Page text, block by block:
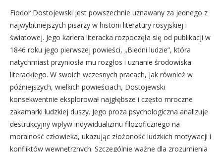
Fiodor Dostojewski jest powszechnie uznawany za jednego z
najwybitniejszych pisarzy w historii literatury rosyjskiej i
światowej. Jego kariera literacka rozpoczęła się od publikacji w
1846 roku jego pierwszej powieści, „Biedni ludzie”, która
natychmiast przyniosła mu rozgłos i uznanie środowiska
literackiego. W swoich wczesnych pracach, jak również w
późniejszych, wielkich powieściach, Dostojewski
konsekwentnie eksplorował najgłębsze i często mroczne
zakamarki ludzkiej duszy. Jego proza psychologiczna analizuje
destrukcyjny wpływ indywidualizmu filozoficznego na
moralność człowieka, ukazując złożoność ludzkich motywacji i
konfliktów wewnętrznych. Szczególnie ważne dla zrozumienia